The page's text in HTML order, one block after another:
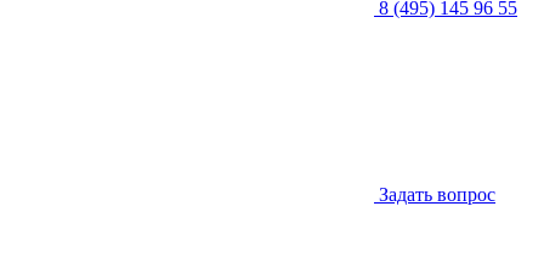
8 (495) 145 96 55
Задать вопрос